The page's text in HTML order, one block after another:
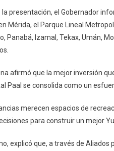
la presentación, el Gobernador
Mérida, el Parque Lineal
Panabá, Izamal, Tekax, Umán,
afirmó que la mejor inversión
Paal se consolida como un
merecen espacios de
para construir un mejor
explicó que, a través de